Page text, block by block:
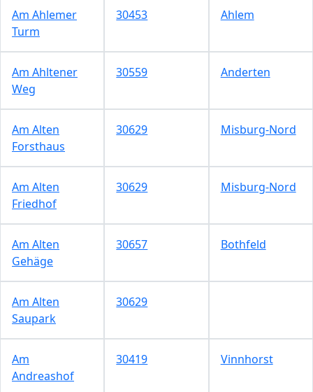
Am Ahlemer
Turm
30453 Ahlem
Am Ahltener
Weg
30559 Anderten
Am Alten
Forsthaus
30629 Misburg-Nord
Am Alten
Friedhof
30629 Misburg-Nord
Am Alten
Gehäge
30657 Bothfeld
Am Alten
Saupark
30629
Am
Andreashof
30419 Vinnhorst